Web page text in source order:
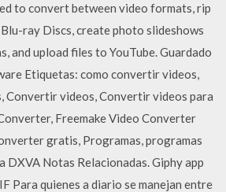
to convert between video formats, rip
ray Discs, create photo slideshows
and upload files to YouTube. Guardado
Etiquetas: como convertir videos,
Convertir videos, Convertir videos para
Freemake Video Converter
gratis, Programas, programas
Notas Relacionadas. Giphy app
Para quienes a diario se manejan entre